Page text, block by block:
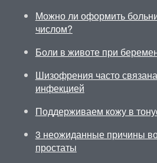
Можно ли оформить
числом?
Боли в животе при
Шизофрения часто
инфекцией
Поддерживаем кожу в
3 неожиданные причины
простаты